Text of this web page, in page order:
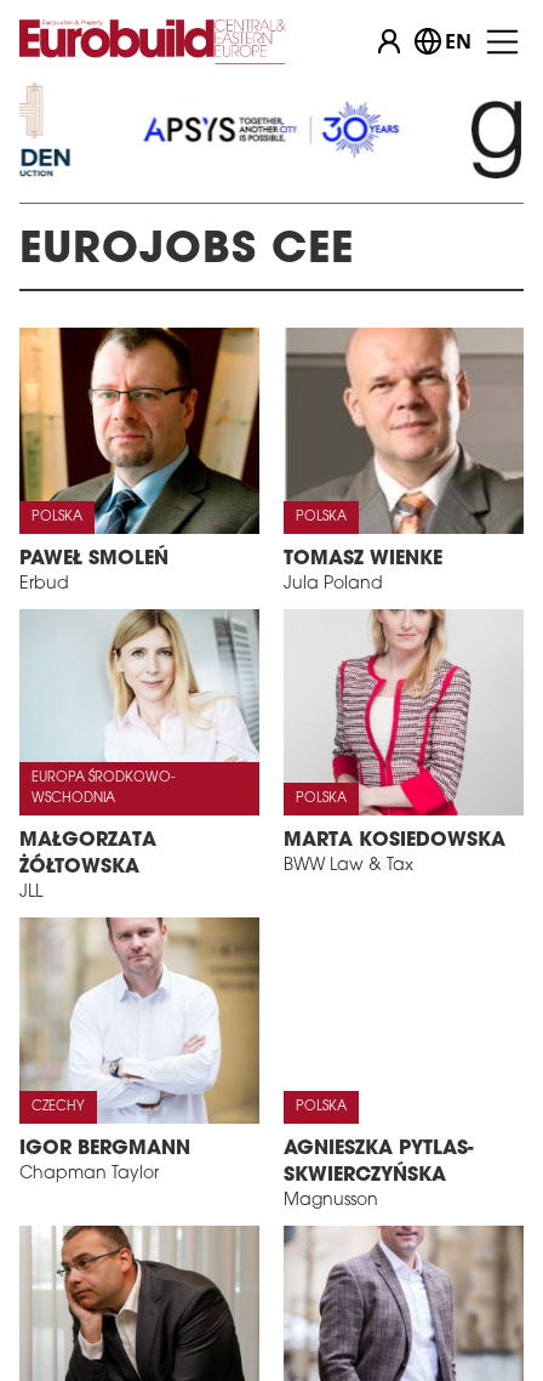
EN
EUROJOBS CEE
POLSKA
PAWEŁ SMOLEŃ
Erbud
POLSKA
TOMASZ WIENKE
Jula Poland
EUROPA ŚRODKOWO-
WSCHODNIA
MAŁGORZATA
ŻÓŁTOWSKA
JLL
POLSKA
MARTA KOSIEDOWSKA
BWW Law & Tax
CZECHY
IGOR BERGMANN
Chapman Taylor
POLSKA
AGNIESZKA PYTLAS-
SKWIERCZYŃSKA
Magnusson